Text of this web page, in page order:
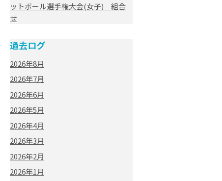
ットボール選手権大会(女子) 組合
せ
過去ログ
2026年8月
2026年7月
2026年6月
2026年5月
2026年4月
2026年3月
2026年2月
2026年1月